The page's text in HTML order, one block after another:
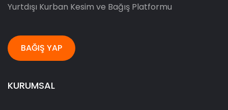
Yurtdışı Kurban Kesim ve Bağış Platformu
BAĞIŞ YAP
KURUMSAL